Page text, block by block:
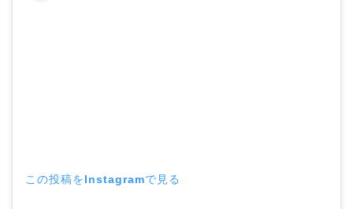
この投稿をInstagramで見る